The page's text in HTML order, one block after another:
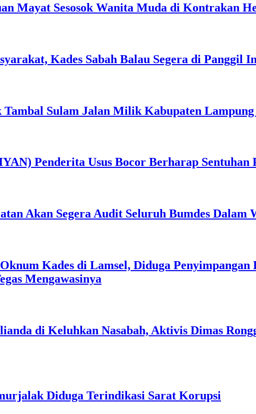
Mayat Sesosok Wanita Muda di Kontrakan
Kades Sabah Balau Segera di Panggil
Sulam Jalan Milik Kabupaten
Penderita Usus Bocor Berharap Sentuhan
Akan Segera Audit Seluruh Bumdes Dalam
Kades di Lamsel, Diduga
Mengawasinya
di Keluhkan Nasabah, Aktivis Dimas
Diduga Terindikasi Sarat Korupsi